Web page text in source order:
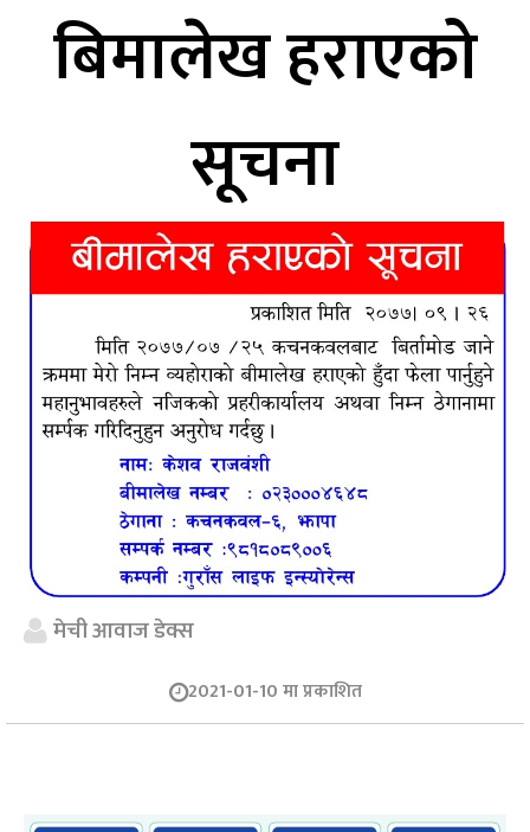
बिमालेख हराएको
सूचना
मेची आवाज डेक्स
2021-01-10 मा प्रकाशित